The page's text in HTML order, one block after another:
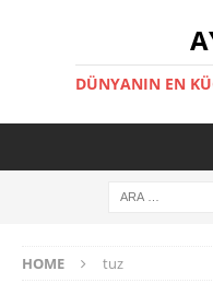
DÜNYANIN EN
HOME tuz